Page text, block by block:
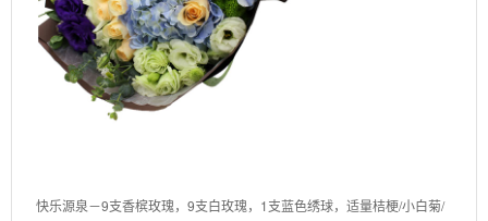
快乐源泉－9支香槟玫瑰，9支白玫瑰，1支蓝色绣球，适量桔梗/小白菊/